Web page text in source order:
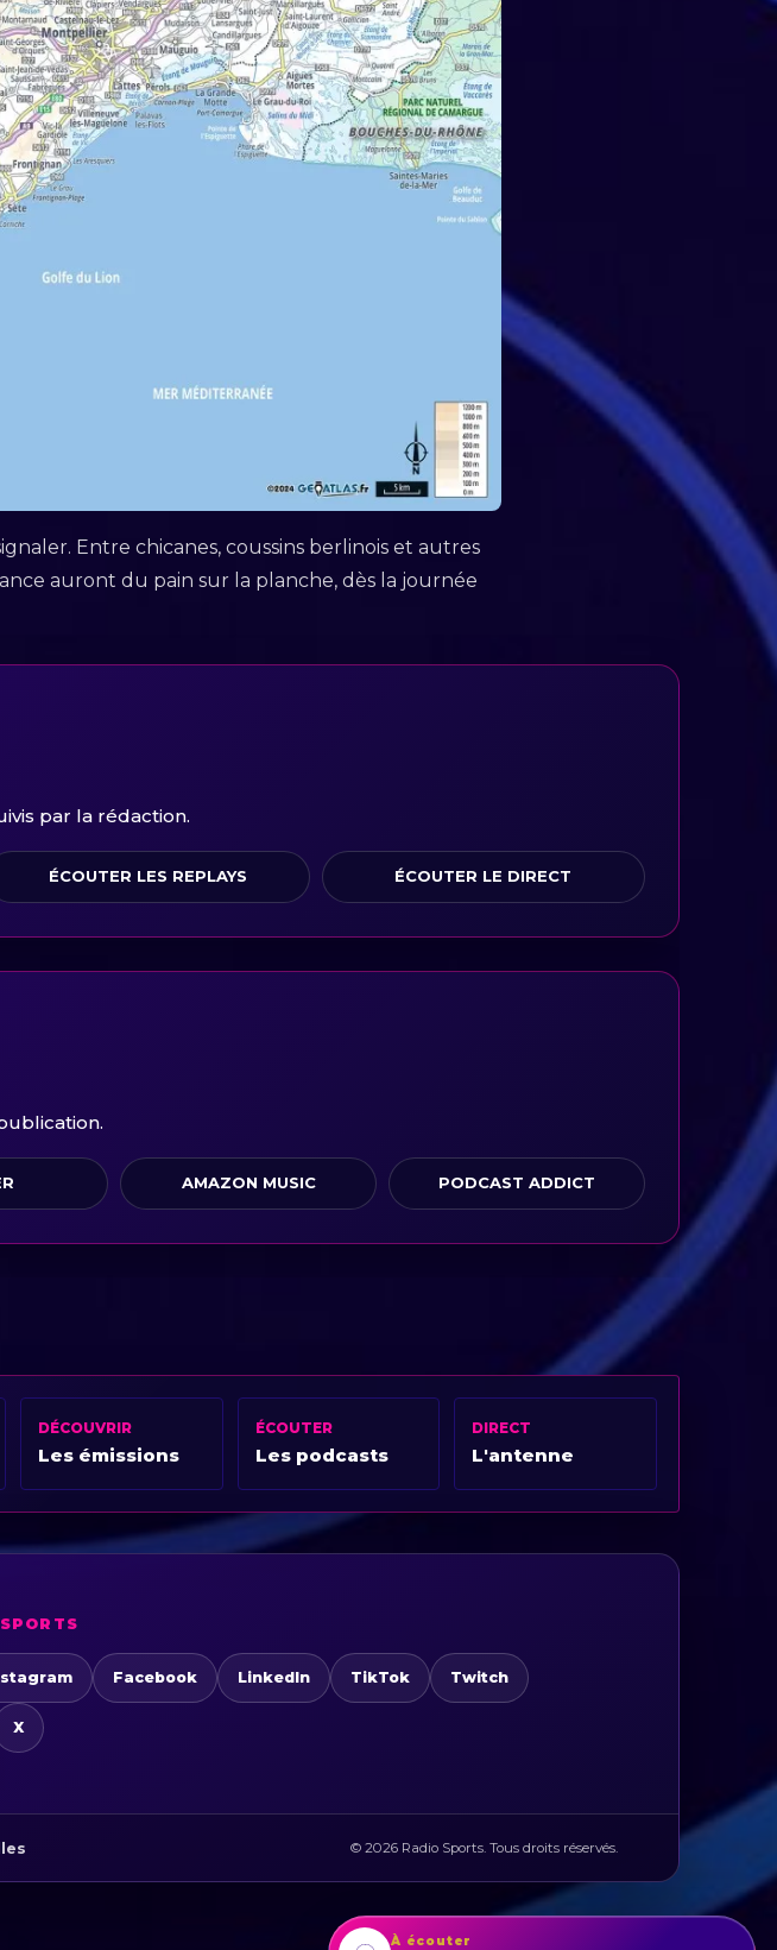
Entre chicanes, coussins berlinois et autres
auront du pain sur la planche, dès la journée
par la rédaction.
ÉCOUTER LES REPLAYS ÉCOUTER LE DIRECT
AMAZON MUSIC PODCAST ADDICT
DÉCOUVRIR
Les émissions
ÉCOUTER
Les podcasts
DIRECT
L'antenne
Facebook LinkedIn TikTok Twitch
X
© 2026 Radio Sports. Tous droits réservés.
À écouter